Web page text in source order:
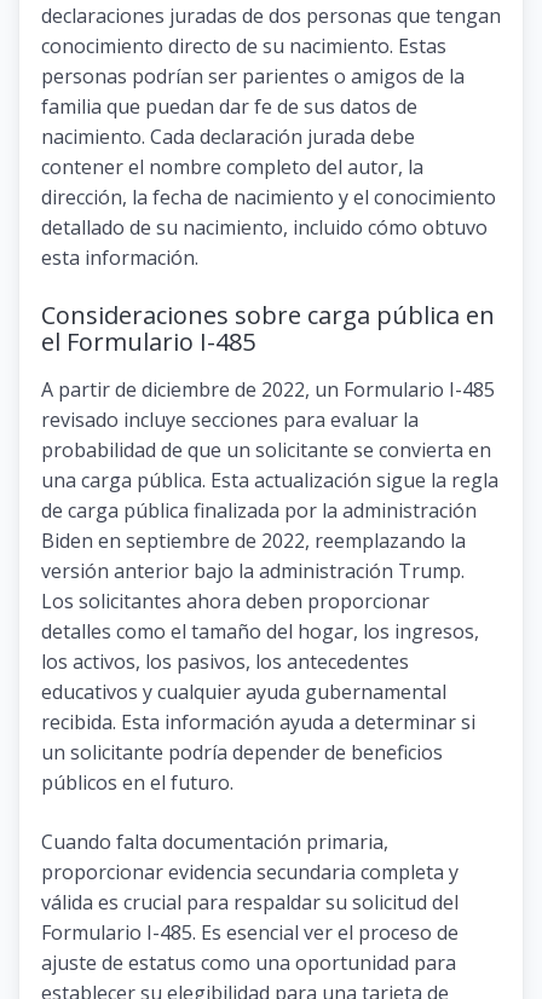
declaraciones juradas de dos personas que tengan
conocimiento directo de su nacimiento. Estas
personas podrían ser parientes o amigos de la
familia que puedan dar fe de sus datos de
nacimiento. Cada declaración jurada debe
contener el nombre completo del autor, la
dirección, la fecha de nacimiento y el conocimiento
detallado de su nacimiento, incluido cómo obtuvo
esta información.
Consideraciones sobre carga pública en
el Formulario I-485
A partir de diciembre de 2022, un Formulario I-485
revisado incluye secciones para evaluar la
probabilidad de que un solicitante se convierta en
una carga pública. Esta actualización sigue la regla
de carga pública finalizada por la administración
Biden en septiembre de 2022, reemplazando la
versión anterior bajo la administración Trump.
Los solicitantes ahora deben proporcionar
detalles como el tamaño del hogar, los ingresos,
los activos, los pasivos, los antecedentes
educativos y cualquier ayuda gubernamental
recibida. Esta información ayuda a determinar si
un solicitante podría depender de beneficios
públicos en el futuro.
Cuando falta documentación primaria,
proporcionar evidencia secundaria completa y
válida es crucial para respaldar su solicitud del
Formulario I-485. Es esencial ver el proceso de
ajuste de estatus como una oportunidad para
establecer su elegibilidad para una tarjeta de